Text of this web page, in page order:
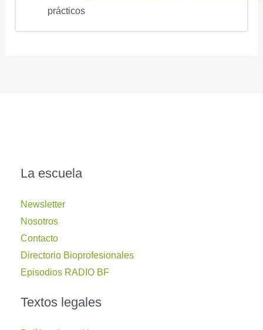
prácticos
La escuela
Newsletter
Nosotros
Contacto
Directorio Bioprofesionales
Episodios RADIO BF
Textos legales